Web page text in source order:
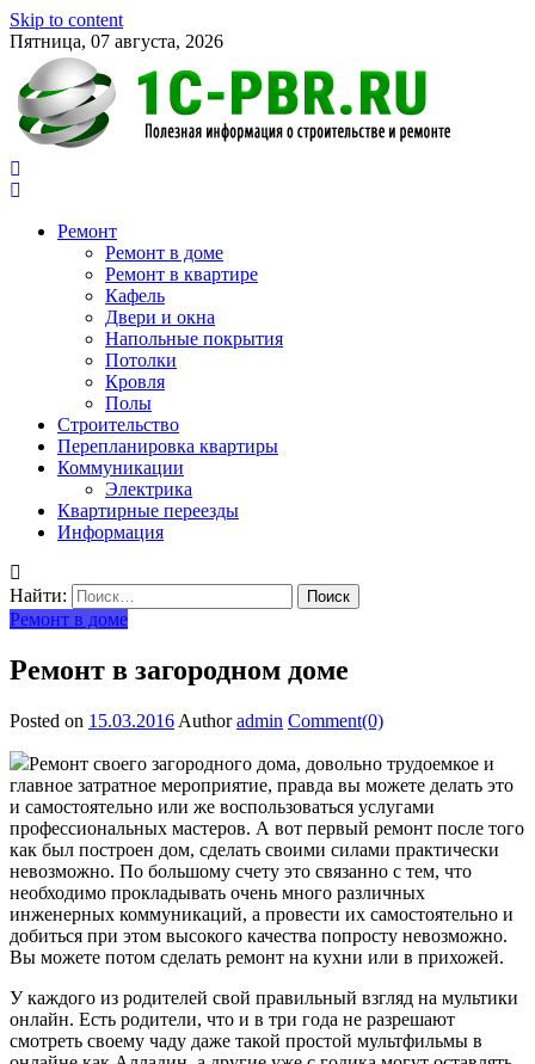
Skip to content
Пятница, 07 августа, 2026
Ремонт
Ремонт в доме
Ремонт в квартире
Кафель
Двери и окна
Напольные покрытия
Потолки
Кровля
Полы
Строительство
Перепланировка квартиры
Коммуникации
Электрика
Квартирные переезды
Информация
Найти:
Ремонт в доме
Ремонт в загородном доме
Posted on 15.03.2016 Author admin Comment(0)
Ремонт своего загородного дома, довольно трудоемкое и
главное затратное мероприятие, правда вы можете делать это
и самостоятельно или же воспользоваться услугами
профессиональных мастеров. А вот первый ремонт после того
как был построен дом, сделать своими силами практически
невозможно. По большому счету это связанно с тем, что
необходимо прокладывать очень много различных
инженерных коммуникаций, а провести их самостоятельно и
добиться при этом высокого качества попросту невозможно.
Вы можете потом сделать ремонт на кухни или в прихожей.
У каждого из родителей свой правильный взгляд на мультики
онлайн. Есть родители, что и в три года не разрешают
смотреть своему чаду даже такой простой мультфильмы в